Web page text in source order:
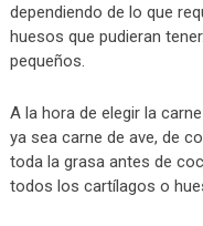
dependiendo de lo que
huesos que pudieran
pequeños.
A la hora de elegir la
ya sea carne de ave, de
toda la grasa antes de
todos los cartílagos o